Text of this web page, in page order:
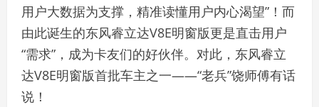
用户大数据为支撑，精准读懂用户内心渴望”！而
由此诞生的东风睿立达V8E明窗版更是直击用户
“需求”，成为卡友们的好伙伴。对此，东风睿立
达V8E明窗版首批车主之一——“老兵”饶师傅有话
说！